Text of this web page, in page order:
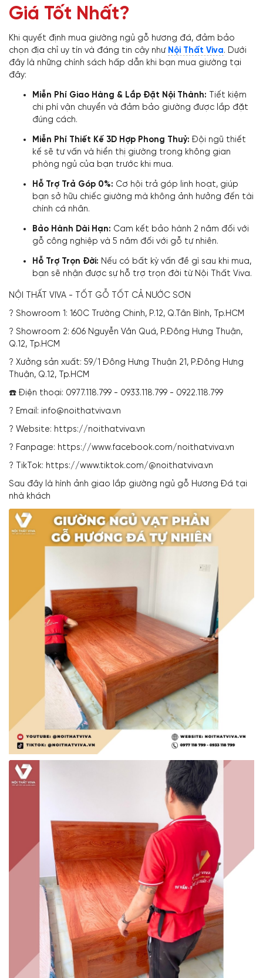
Giá Tốt Nhất?
Khi quyết định mua giường ngủ gỗ hương đá, đảm bảo
chọn địa chỉ uy tín và đáng tin cậy như Nội Thất Viva. Dưới
đây là những chính sách hấp dẫn khi bạn mua giường tại
đây:
Miễn Phí Giao Hàng & Lắp Đặt Nội Thành: Tiết kiệm
chi phí vận chuyển và đảm bảo giường được lắp đặt
đúng cách.
Miễn Phí Thiết Kế 3D Hợp Phong Thuỷ: Đội ngũ thiết
kế sẽ tư vấn và hiển thị giường trong không gian
phòng ngủ của bạn trước khi mua.
Hỗ Trợ Trả Góp 0%: Cơ hội trả góp linh hoạt, giúp
bạn sở hữu chiếc giường mà không ảnh hưởng đến tài
chính cá nhân.
Bảo Hành Dài Hạn: Cam kết bảo hành 2 năm đối với
gỗ công nghiệp và 5 năm đối với gỗ tự nhiên.
Hỗ Trợ Trọn Đời: Nếu có bất kỳ vấn đề gì sau khi mua,
bạn sẽ nhận được sự hỗ trợ trọn đời từ Nội Thất Viva.
NỘI THẤT VIVA - TỐT GỖ TỐT CẢ NƯỚC SƠN
? Showroom 1: 160C Trường Chinh, P.12, Q.Tân Bình, Tp.HCM
? Showroom 2: 606 Nguyễn Văn Quá, P.Đông Hưng Thuận,
Q.12, Tp.HCM
? Xưởng sản xuất: 59/1 Đông Hưng Thuận 21, P.Đông Hưng
Thuận, Q.12, Tp.HCM
☎️ Điện thoại: 0977.118.799 - 0933.118.799 - 0922.118.799
? Email: info@noithatviva.vn
? Website: https://noithatviva.vn
? Fanpage: https://www.facebook.com/noithatviva.vn
? TikTok: https://www.tiktok.com/@noithatviva.vn
Sau đây là hình ảnh giao lắp giường ngủ gỗ Hương Đá tại
nhà khách